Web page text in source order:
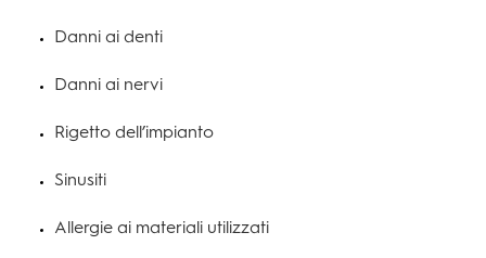
Danni ai denti
Danni ai nervi
Rigetto dell’impianto
Sinusiti
Allergie ai materiali utilizzati